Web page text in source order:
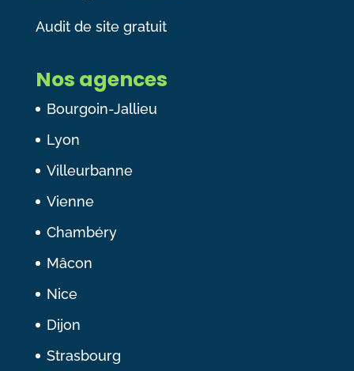
Audit de site gratuit
Nos agences
Bourgoin-Jallieu
Lyon
Villeurbanne
Vienne
Chambéry
Mâcon
Nice
Dijon
Strasbourg